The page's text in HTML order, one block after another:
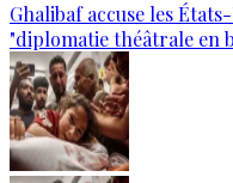
Ghalibaf accuse les
"diplomatie théâtrale en